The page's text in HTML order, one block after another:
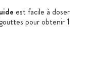
est facile à doser
pour obtenir 1